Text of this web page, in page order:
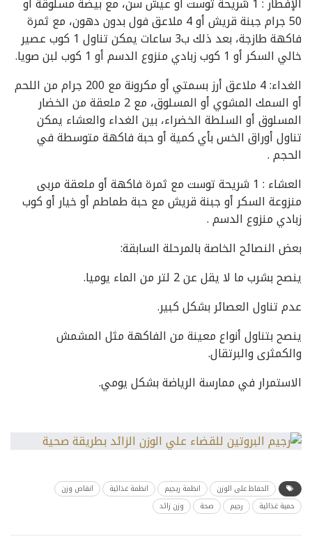
50 جرام جبنة قريش أو 4 ملاعق فول بدون دهون، مع ثمرة
فاكهة طازجة، بعد ذلك ب3 ساعات يمكن تناول 1 كوب عصير
خالي السكر أو 1 كوب زبادي منزوع الدسم أو 1 كوب لبن صويا.
الغداء: 4 ملاعق أرز بسمتي أو مكرونة مع 200 جرام من اللحم
أو السمك المشوي أو المسلوق، مع 2 ملعقة من الخضار
المسلوق أو السلطة الخضراء، بين الغداء والعشاء يمكن
تناول أوراق الخس بأي كمية أو حبة فاكهة متوسطة في
الحجم .
العشاء : 1 شريحة توست مع ثمرة فاكهة أو ملعقة مربى
منزوعة السكر أو جبنة قريش مع حبة طماطم أو خيار أو كوب
زبادي منزوع الدسم .
بعض النصائح الخاصة بالمرحلة السابقة:
ينصح بشرب ما لا يقل عن 2 لتر من الماء يوميا.
عدم تناول العصائر بشكل كبير.
ينصح بتناول أنواع معينة من الفاكهة مثل المشمش
والكمثرى والبرتقال.
الاستمرار في ممارسة الرياضة بشكل يومي.
الحفاظ على الوزن انظمة ريجيم انظمة غذائية
انقاص وزن
حمية غذائية
رجيم صحة وزن زائد